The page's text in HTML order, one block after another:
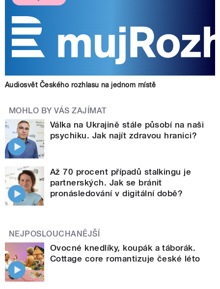
Audiosvět Českého rozhlasu na jednom místě
MOHLO BY VÁS ZAJÍMAT
Válka na Ukrajině stále působí na naši
psychiku. Jak najít zdravou hranici?
Až 70 procent případů stalkingu je
partnerských. Jak se bránit
pronásledování v digitální době?
NEJPOSLOUCHANĚJŠÍ
Ovocné knedlíky, koupák a táborák.
Cottage core romantizuje české léto